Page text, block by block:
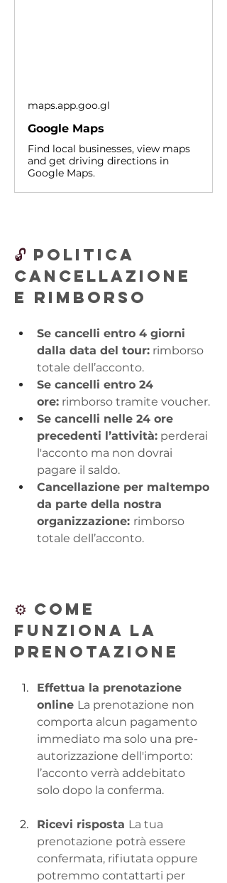
maps.app.goo.gl
Google Maps
Find local businesses, view maps
and get driving directions in
Google Maps.
🔓 POLITICA
CANCELLAZIONE
E RIMBORSO
Se cancelli entro 4 giorni
dalla data del tour: rimborso
totale dell’acconto.
Se cancelli entro 24
ore: rimborso tramite voucher.
Se cancelli nelle 24 ore
precedenti l’attività: perderai
l'acconto ma non dovrai
pagare il saldo.
Cancellazione per maltempo
da parte della nostra
organizzazione: rimborso
totale dell’acconto.
⚙️ Come
funziona la
prenotazione
Effettua la prenotazione
online La prenotazione non
comporta alcun pagamento
immediato ma solo una pre-
autorizzazione dell'importo:
l’acconto verrà addebitato
solo dopo la conferma.
Ricevi risposta La tua
prenotazione potrà essere
confermata, rifiutata oppure
potremmo contattarti per